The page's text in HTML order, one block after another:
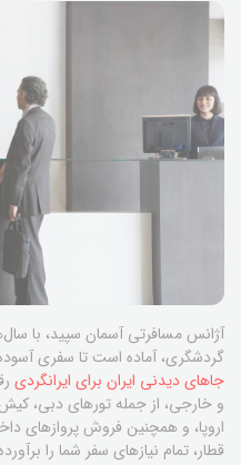
آژانس مسافرتی آسمان سپید، با
گردشگری، آماده است تا سفری
جاهای دیدنی ایران برای ایرانگردی
و خارجی، از جمله تورهای دبی، کیش،
اروپا، و همچنین فروش پروازهای
قطار، تمام نیازهای سفر شما را